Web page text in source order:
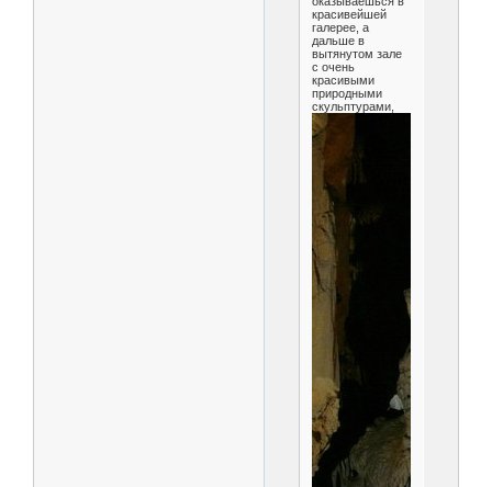
красивейшей
галерее, а
дальше в
вытянутом зале
с очень
красивыми
природными
скульптурами,